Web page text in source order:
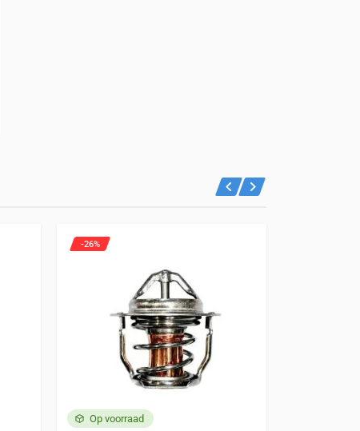
Op voorraad
-26%